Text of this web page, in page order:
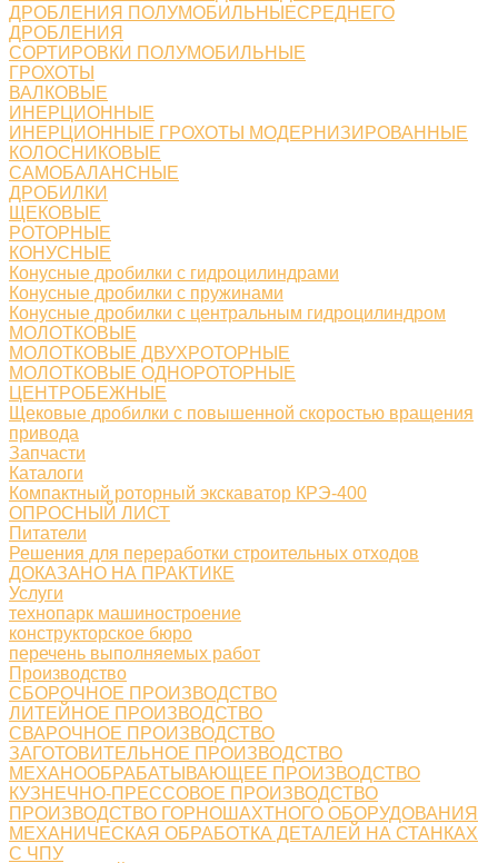
ДРОБЛЕНИЯ ПОЛУМОБИЛЬНЫЕСРЕДНЕГО
ДРОБЛЕНИЯ
СОРТИРОВКИ ПОЛУМОБИЛЬНЫЕ
ГРОХОТЫ
ВАЛКОВЫЕ
ИНЕРЦИОННЫЕ
ИНЕРЦИОННЫЕ ГРОХОТЫ МОДЕРНИЗИРОВАННЫЕ
КОЛОСНИКОВЫЕ
САМОБАЛАНСНЫЕ
ДРОБИЛКИ
ЩЕКОВЫЕ
РОТОРНЫЕ
КОНУСНЫЕ
Конусные дробилки с гидроцилиндрами
Конусные дробилки с пружинами
Конусные дробилки с центральным гидроцилиндром
МОЛОТКОВЫЕ
МОЛОТКОВЫЕ ДВУХРОТОРНЫЕ
МОЛОТКОВЫЕ ОДНОРОТОРНЫЕ
ЦЕНТРОБЕЖНЫЕ
Щековые дробилки с повышенной скоростью вращения
привода
Запчасти
Каталоги
Компактный роторный экскаватор КРЭ-400
ОПРОСНЫЙ ЛИСТ
Питатели
Решения для переработки строительных отходов
ДОКАЗАНО НА ПРАКТИКЕ
Услуги
технопарк машиностроение
конструкторское бюро
перечень выполняемых работ
Производство
СБОРОЧНОЕ ПРОИЗВОДСТВО
ЛИТЕЙНОЕ ПРОИЗВОДСТВО
СВАРОЧНОЕ ПРОИЗВОДСТВО
ЗАГОТОВИТЕЛЬНОЕ ПРОИЗВОДСТВО
МЕХАНООБРАБАТЫВАЮЩЕЕ ПРОИЗВОДСТВО
КУЗНЕЧНО-ПРЕССОВОЕ ПРОИЗВОДСТВО
ПРОИЗВОДСТВО ГОРНОШАХТНОГО ОБОРУДОВАНИЯ
МЕХАНИЧЕСКАЯ ОБРАБОТКА ДЕТАЛЕЙ НА СТАНКАХ
С ЧПУ